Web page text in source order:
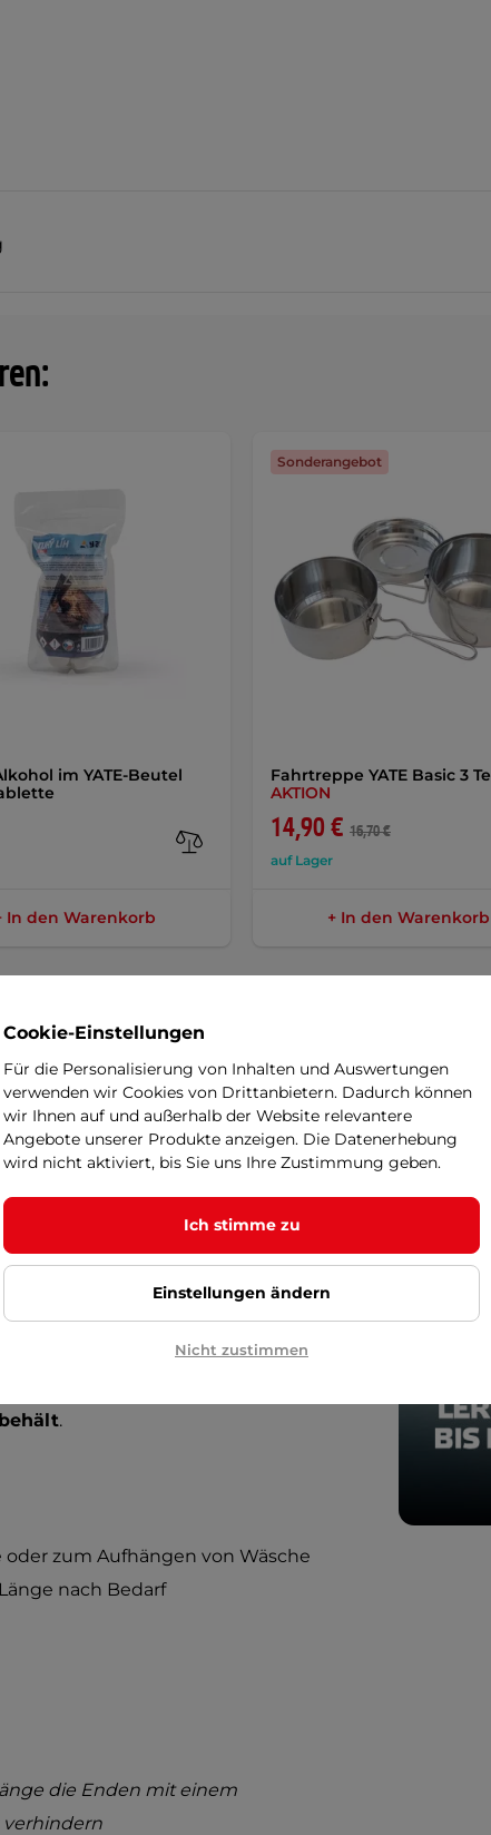
im YATE-Beutel
In den Warenkorb
Fahrtreppe YATE Basic 3
AKTION
14,90 € 16,70 €
auf Lager
Sonderangebot
+ In den Warenkorb
eignet sich nicht nur als Ersatzteil
Wäsche, zum Befestigen von
Ladung beim Camping oder auf
keiner Ausrüstung verloren geht.
abschneiden,die Sie gerade
Abschneiden versiegeln Sie die
nicht ausfransen und die Schnur
.
zum Aufhängen von Wäsche
nach Bedarf
die Enden mit einem
verhindern
Cookie-Einstellungen
Für die Personalisierung von Inhalten und Auswertungen
verwenden wir Cookies von Drittanbietern. Dadurch können
wir Ihnen auf und außerhalb der Website relevantere
Angebote unserer Produkte anzeigen. Die Datenerhebung
wird nicht aktiviert, bis Sie uns Ihre Zustimmung geben.
Ich stimme zu
Einstellungen ändern
Nicht zustimmen